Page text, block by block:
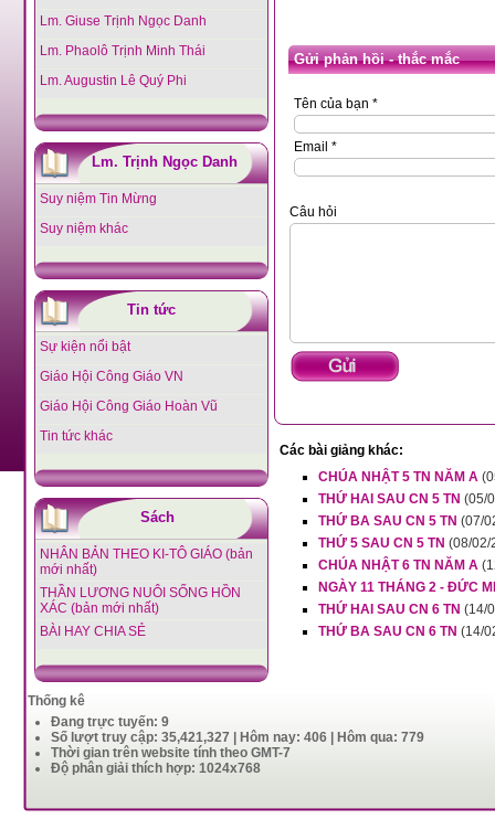
Lm. Giuse Trịnh Ngọc Danh
Lm. Phaolô Trịnh Minh Thái
Lm. Augustin Lê Quý Phi
Lm. Trịnh Ngọc Danh
Suy niệm Tin Mừng
Suy niệm khác
Tin tức
Sự kiện nổi bật
Giáo Hội Công Giáo VN
Giáo Hội Công Giáo Hoàn Vũ
Tin tức khác
Sách
NHÂN BẢN THEO KI-TÔ GIÁO (bản
mới nhất)
THẦN LƯƠNG NUÔI SỐNG HỒN
XÁC (bản mới nhất)
BÀI HAY CHIA SẺ
Gửi phản hồi - thắc mắc
Tên của bạn *
Email *
Câu hỏi
Các bài giảng khác:
CHÚA NHẬT 5 TN NĂM A
THỨ HAI SAU CN 5 TN (05/
THỨ BA SAU CN 5 TN (07/
THỨ 5 SAU CN 5 TN (08/02/
CHÚA NHẬT 6 TN NĂM A
NGÀY 11 THÁNG 2 - ĐỨC
THỨ HAI SAU CN 6 TN (14/
THỨ BA SAU CN 6 TN (14/
Thống kê
Đang trực tuyến: 9
Số lượt truy cập: 35,421,327 | Hôm nay: 406 | Hôm qua: 779
Thời gian trên website tính theo GMT-7
Độ phân giải thích hợp: 1024x768